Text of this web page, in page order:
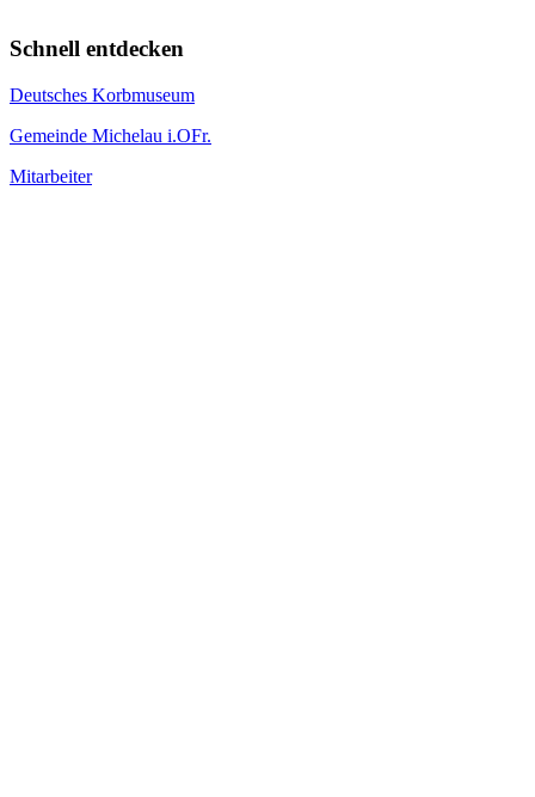
Schnell entdecken
Deutsches Korbmuseum
Gemeinde Michelau i.OFr.
Mitarbeiter